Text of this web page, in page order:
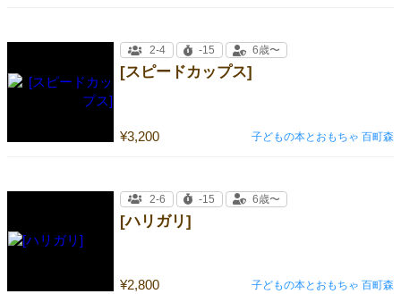
[スピードカップス]
¥3,200
2-4 -15 6歳〜
子どもの本とおもちゃ 百町森
[ハリガリ]
¥2,800
2-6 -15 6歳〜
子どもの本とおもちゃ 百町森